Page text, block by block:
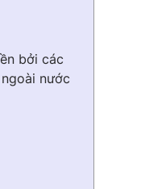
tử số 483/GP-BTTTT
355 932
bởi các
nước